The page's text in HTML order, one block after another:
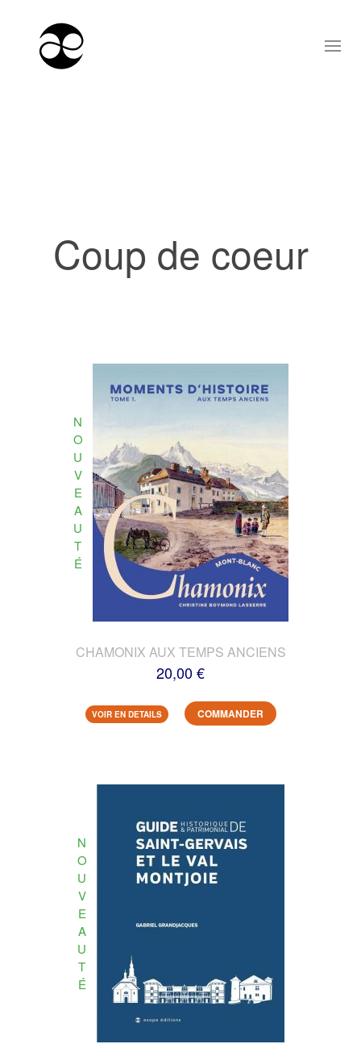
Coup de coeur
N
O
U
V
E
A
U
T
É
CHAMONIX AUX TEMPS ANCIENS
20,00 €
VOIR EN DETAILS COMMANDER
N
O
U
V
E
A
U
T
É